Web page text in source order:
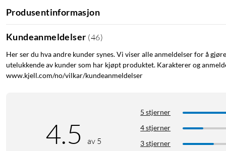
Produsentinformasjon
Kundeanmeldelser (46)
Her ser du hva andre kunder synes. Vi viser alle anmeldelser for å
utelukkende av kunder som har kjøpt produktet. Karakterer og
www.kjell.com/no/vilkar/kundeanmeldelser
4.5 av 5
5 stjerner
4 stjerner
3 stjerner